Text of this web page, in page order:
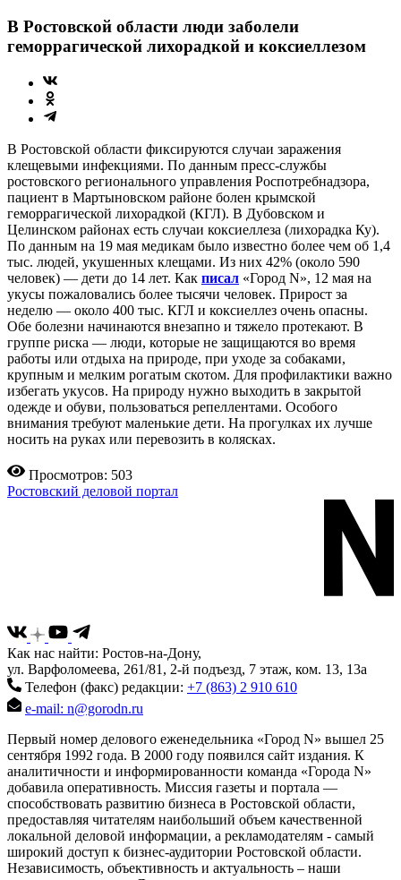
В Ростовской области люди заболели
геморрагической лихорадкой и коксиеллезом
В Ростовской области фиксируются случаи заражения
клещевыми инфекциями. По данным пресс-службы
ростовского регионального управления Роспотребнадзора,
пациент в Мартыновском районе болен крымской
геморрагической лихорадкой (КГЛ). В Дубовском и
Целинском районах есть случаи коксиеллеза (лихорадка Ку).
По данным на 19 мая медикам было известно более чем об 1,4
тыс. людей, укушенных клещами. Из них 42% (около 590
человек) — дети до 14 лет. Как писал «Город N», 12 мая на
укусы пожаловались более тысячи человек. Прирост за
неделю — около 400 тыс. КГЛ и коксиеллез очень опасны.
Обе болезни начинаются внезапно и тяжело протекают. В
группе риска — люди, которые не защищаются во время
работы или отдыха на природе, при уходе за собаками,
крупным и мелким рогатым скотом. Для профилактики важно
избегать укусов. На природу нужно выходить в закрытой
одежде и обуви, пользоваться репеллентами. Особого
внимания требуют маленькие дети. На прогулках их лучше
носить на руках или перевозить в колясках.
Просмотров: 503
Ростовский деловой портал
Как нас найти: Ростов-на-Дону,
ул. Варфоломеева, 261/81, 2-й подъезд, 7 этаж, ком. 13, 13а
Телефон (факс) редакции: +7 (863) 2 910 610
e-mail: n@gorodn.ru
Первый номер делового еженедельника «Город N» вышел 25
сентября 1992 года. В 2000 году появился сайт издания. К
аналитичности и информированности команда «Города N»
добавила оперативность. Миссия газеты и портала —
способствовать развитию бизнеса в Ростовской области,
предоставляя читателям наибольший объем качественной
локальной деловой информации, а рекламодателям - самый
широкий доступ к бизнес-аудитории Ростовской области.
Независимость, объективность и актуальность – наши